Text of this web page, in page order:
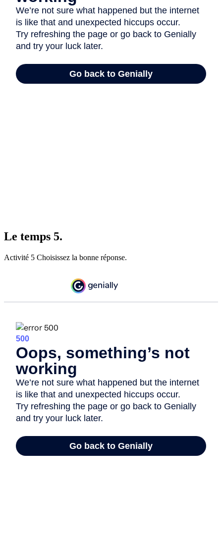
Le temps 5.
Activité 5 Choisissez la bonne réponse.